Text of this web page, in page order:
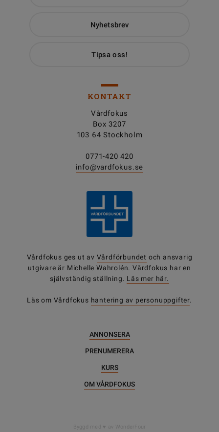
Nyhetsbrev
Tipsa oss!
KONTAKT
Vårdfokus
Box 3207
103 64 Stockholm
0771-420 420
info@vardfokus.se
Vårdfokus ges ut av Vårdförbundet och ansvarig
utgivare är Michelle Wahrolén. Vårdfokus har en
självständig ställning. Läs mer här.
Läs om Vårdfokus hantering av personuppgifter.
ANNONSERA
PRENUMERERA
KURS
OM VÅRDFOKUS
Byggd med av WonderFour